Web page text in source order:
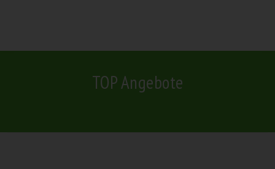
TOP Angebote